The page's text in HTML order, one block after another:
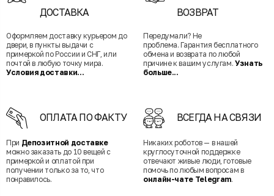
ДОСТАВКА
Оформляем доставку курьером до
двери, в пункты выдачи с
примеркой по России и СНГ, или
почтой в любую точку мира.
Условия доставки...
ВОЗВРАТ
Передумали? Не
проблема. Гарантия бесплатного
обмена и возврата по любой
причине к вашим услугам. Узнать
больше...
ОПЛАТА ПО ФАКТУ
При Депозитной доставке
можно заказать до 10 вещей с
примеркой и оплатой при
получении только за то, что
понравилось.
ВСЕГДА НА СВЯЗИ
Никаких роботов — в нашей
круглосуточной поддержке
отвечают живые люди, готовые
помочь по любым вопросам в
онлайн-чате Telegram.